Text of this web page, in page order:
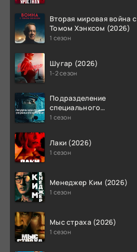
Вторая мировая война с
Томом Хэнксом (2026)
1 сезон
Шугар (2026)
1-2 сезон
Подразделение
специального
назначения (2026)
1 сезон
Лаки (2026)
1 сезон
Менеджер Ким (2026)
1 сезон
Мыс страха (2026)
1 сезон